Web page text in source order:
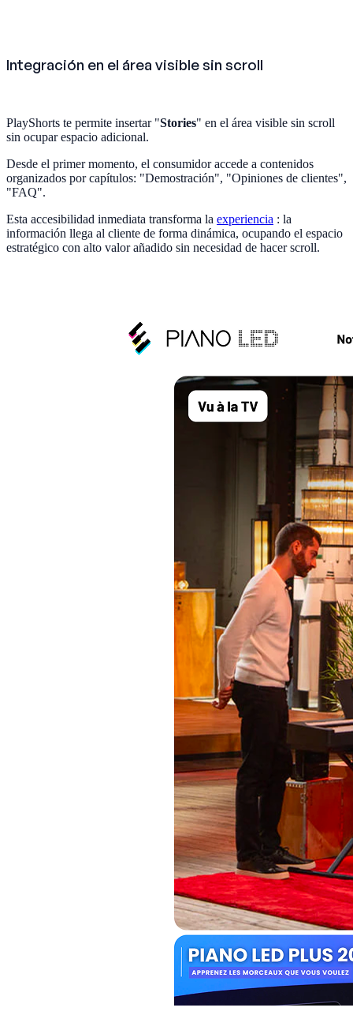
Integración en el área visible sin scroll
PlayShorts te permite insertar "Stories" en el área visible sin scroll
sin ocupar espacio adicional.
Desde el primer momento, el consumidor accede a contenidos
organizados por capítulos: "Demostración", "Opiniones de clientes",
"FAQ".
Esta accesibilidad inmediata transforma la experiencia : la
información llega al cliente de forma dinámica, ocupando el espacio
estratégico con alto valor añadido sin necesidad de hacer scroll.